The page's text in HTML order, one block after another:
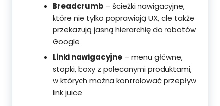
Breadcrumb – ścieżki nawigacyjne,
które nie tylko poprawiają UX, ale także
przekazują jasną hierarchię do robotów
Google
Linki nawigacyjne – menu główne,
stopki, boxy z polecanymi produktami,
w których można kontrolować przepływ
link juice